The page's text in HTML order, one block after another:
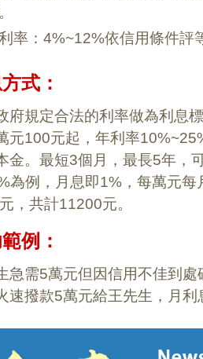
率：4%~12%依信用條件評
式：
府規定合法的利率做為利息
元100元起，年利率
金。最短3個月，最長5年，
為例，月息即1%，每萬元
，共計11200元。
例：
急需5萬元但因信用不佳到
速撥款5萬元給王先生，月